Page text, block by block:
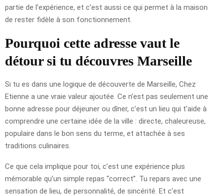
partie de l’expérience, et c’est aussi ce qui permet à la maison
de rester fidèle à son fonctionnement.
Pourquoi cette adresse vaut le
détour si tu découvres Marseille
Si tu es dans une logique de découverte de Marseille, Chez
Etienne a une vraie valeur ajoutée. Ce n’est pas seulement une
bonne adresse pour déjeuner ou dîner, c’est un lieu qui t’aide à
comprendre une certaine idée de la ville : directe, chaleureuse,
populaire dans le bon sens du terme, et attachée à ses
traditions culinaires.
Ce que cela implique pour toi, c’est une expérience plus
mémorable qu’un simple repas “correct”. Tu repars avec une
sensation de lieu, de personnalité, de sincérité. Et c’est